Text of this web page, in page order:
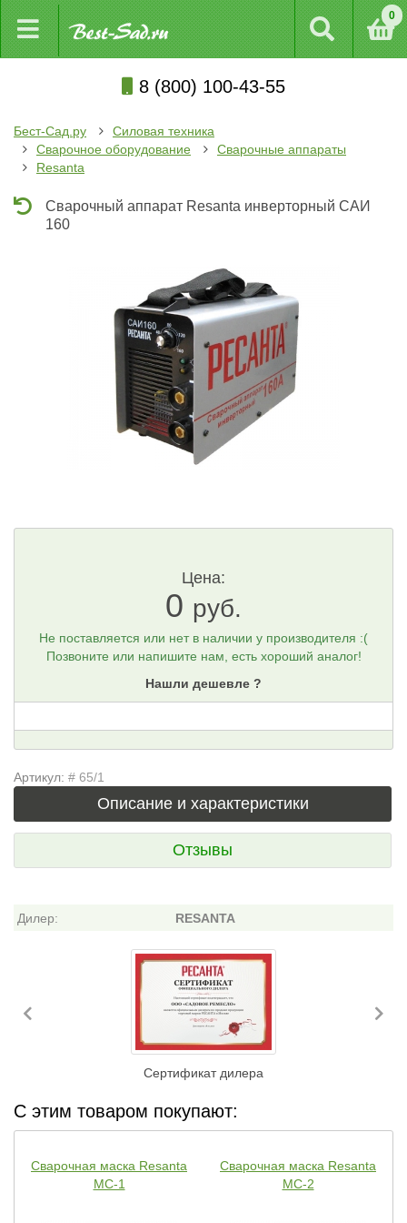
0
8 (800) 100-43-55
Бест-Сад.ру
Силовая техника
Сварочное оборудование
Сварочные аппараты
Resanta
Сварочный аппарат Resanta инверторный САИ
160
Цена:
0 руб.
Не поставляется или нет в наличии у производителя :(
Позвоните или напишите нам, есть хороший аналог!
Нашли дешевле ?
Артикул: # 65/1
Описание и характеристики
Отзывы
Дилер: RESANTA
Сертификат дилера
С этим товаром покупают:
Сварочная маска Resanta
МС-1
Сварочная маска Resanta
МС-2